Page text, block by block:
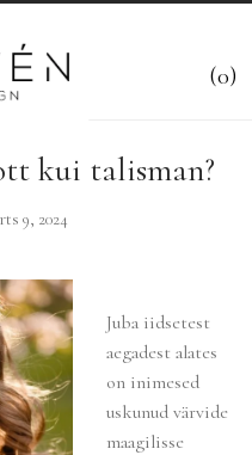
0
kui talisman?
9, 2024
Juba iidsetest
aegadest alates
on inimesed
uskunud värvide
maagilisse